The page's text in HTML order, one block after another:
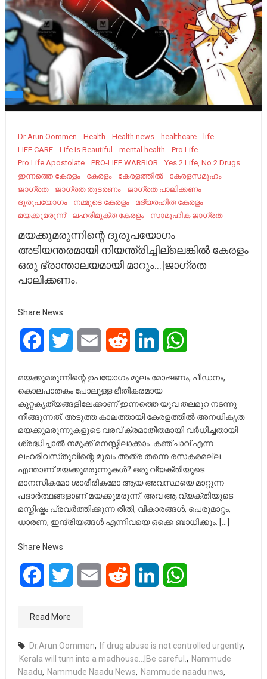
Dr Arun Oommen Health Health news healthcare
life
LIFE CARE
Life Is Beautiful mental health
Pro Life
Pro Life Apostolate
PRO-LIFE WARRIOR
Yes 2 Life, No 2 Drugs
ഇന്നത്തെ കേരളം
കേരളം കേരളത്തിൽ
കേരളസമൂഹം
ജാഗ്രത
ജാഗ്രത തുടരണം
ജാഗ്രത പാലിക്കണം
ദുരുപയോഗം
നമ്മുടെ കേരളം
മദ്യരഹിത കേരളം
മയക്കുമരുന്ന്
ലഹരിമുക്ത കേരളം സാമൂഹിക ജാഗ്രത
മയക്കുമരുന്നിന്റെ ദുരുപയോഗം
അടിയന്തരമായി നിയന്ത്രിച്ചില്ലെങ്കിൽ കേരളം
ഒരു ഭ്രാന്താലയമായി മാറും…|ജാഗ്രത
പാലിക്കണം.
Share News
FacebookTwitter Email Reddit LinkedIn
മയക്കുമരുന്നിന്റെ ഉപയോഗം മൂലം മോഷണം, പീഡനം,
കൊലപാതകം പോലുള്ള ഭീതികരമായ
കുറ്റകൃത്യങ്ങളിലേക്കാണ് ഇന്നത്തെ യുവ തലമുറ നടന്നു
നീങ്ങുന്നത്. അടുത്ത കാലത്തായി കേരളത്തിൽ അനധികൃത
മയക്കുമരുന്നുകളുടെ വരവ് ക്രമാതീതമായി വർധിച്ചതായി
ശ്രദ്ധിച്ചാൽ നമുക്ക് മനസ്സിലാക്കാം..കഞ്ചാവ് എന്ന
ലഹരിവസ്‌തുവിന്റെ മുഖം അത്ര തന്നെ രസകരമല്ല.
എന്താണ് മയക്കുമരുന്നുകൾ? ഒരു വ്യക്തിയുടെ
മാനസികമോ ശാരീരികമോ ആയ അവസ്ഥയെ മാറ്റുന്ന
പദാർത്ഥങ്ങളാണ് മയക്കുമരുന്ന്. അവ ആ വ്യക്തിയുടെ
മസ്തിഷ്കം പ്രവർത്തിക്കുന്ന രീതി, വികാരങ്ങൾ, പെരുമാറ്റം,
ധാരണ, ഇന്ദ്രിയങ്ങൾ എന്നിവയെ ഒക്കെ ബാധിക്കും. […]
Share News
FacebookTwitter Email Reddit LinkedIn
Read More
Dr.Arun Oommen, If drug abuse is not controlled urgently,
Kerala will turn into a madhouse...|Be careful., Nammude
Naadu, Nammude Naadu News, Nammude naadu nws,